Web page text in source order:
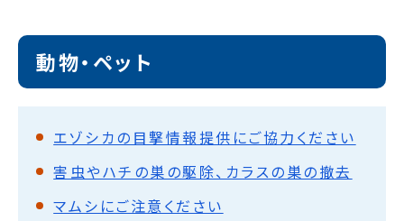
動物・ペット
エゾシカの目撃情報提供にご協力ください
害虫やハチの巣の駆除、カラスの巣の撤去
マムシにご注意ください